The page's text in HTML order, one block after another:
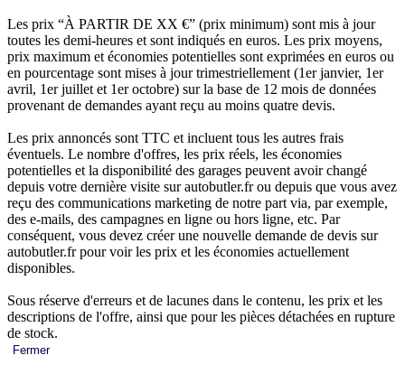
Les prix “À PARTIR DE XX €” (prix minimum) sont mis à jour
toutes les demi-heures et sont indiqués en euros. Les prix moyens,
prix maximum et économies potentielles sont exprimées en euros ou
en pourcentage sont mises à jour trimestriellement (1er janvier, 1er
avril, 1er juillet et 1er octobre) sur la base de 12 mois de données
provenant de demandes ayant reçu au moins quatre devis.
Les prix annoncés sont TTC et incluent tous les autres frais
éventuels. Le nombre d'offres, les prix réels, les économies
potentielles et la disponibilité des garages peuvent avoir changé
depuis votre dernière visite sur autobutler.fr ou depuis que vous avez
reçu des communications marketing de notre part via, par exemple,
des e-mails, des campagnes en ligne ou hors ligne, etc. Par
conséquent, vous devez créer une nouvelle demande de devis sur
autobutler.fr pour voir les prix et les économies actuellement
disponibles.
Sous réserve d'erreurs et de lacunes dans le contenu, les prix et les
descriptions de l'offre, ainsi que pour les pièces détachées en rupture
de stock.
Fermer